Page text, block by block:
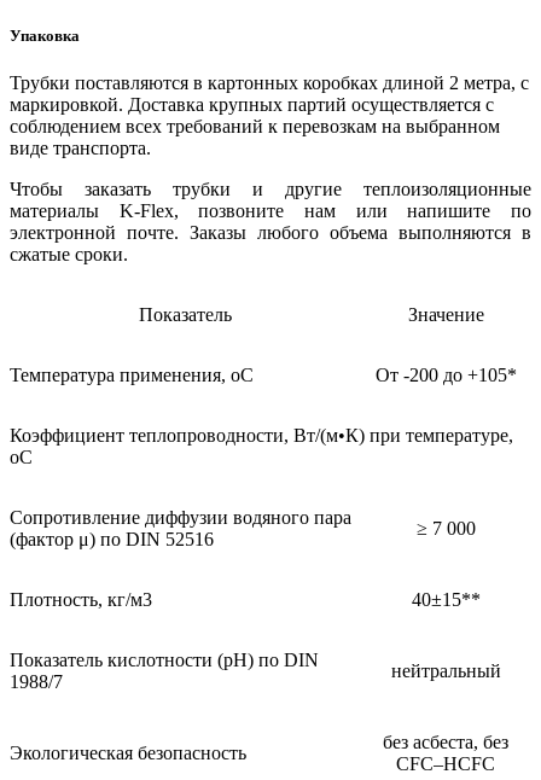
Упаковка
Трубки поставляются в картонных коробках длиной 2 метра, с
маркировкой. Доставка крупных партий осуществляется с
соблюдением всех требований к перевозкам на выбранном
виде транспорта.
Чтобы заказать трубки и другие теплоизоляционные
материалы K-Flex, позвоните нам или напишите по
электронной почте. Заказы любого объема выполняются в
сжатые сроки.
Показатель Значение
Температура применения, oC От -200 до +105*
Коэффициент теплопроводности, Вт/(м•К) при температуре,
оС
Сопротивление диффузии водяного пара
(фактор μ) по DIN 52516
≥ 7 000
Плотность, кг/м3 40±15**
Показатель кислотности (pH) по DIN
1988/7
нейтральный
Экологическая безопасность
без асбеста, без
CFC–HCFC